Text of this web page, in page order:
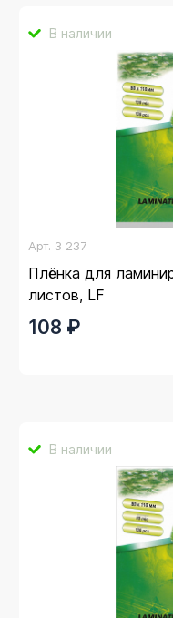
В наличии
Арт. 3 237
Плёнка для
листов, LF
108 ₽
В наличии